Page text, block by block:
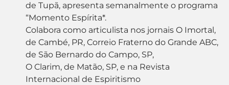
de Tupã, apresenta semanalmente o programa
“Momento Espírita*.
Colabora como articulista nos jornais O Imortal,
de Cambé, PR, Correio Fraterno do Grande ABC,
de São Bernardo do Campo, SP,
O Clarim, de Matão, SP, e na Revista
Internacional de Espiritismo